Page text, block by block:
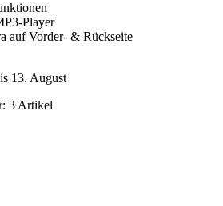
Player
auf Vorder- & Rückseite
13. August
3 Artikel